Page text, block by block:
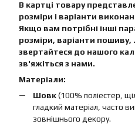
В картці товару
розміри і варіанти
Якщо вам потрібні інші
розміри, варіанти пошиву,
звертайтеся до нашого
зв'яжіться з нами.
Матеріали:
Шовк(100% поліестер,
гладкий матеріал, часто
зовнішнього декору.